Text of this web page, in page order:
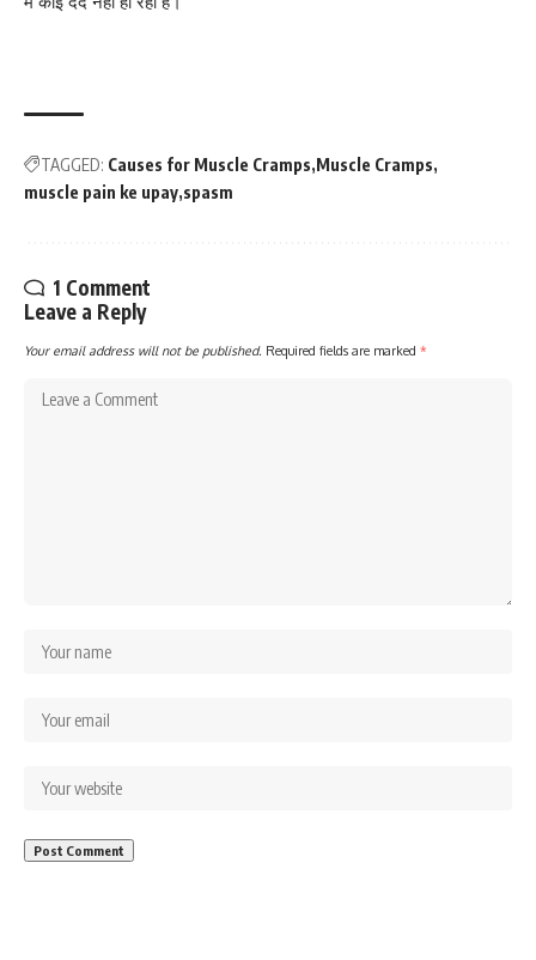
TAGGED: Causes for Muscle Cramps Muscle Cramps
muscle pain ke upay spasm
1 Comment
Leave a Reply
Your email address will not be published. Required fields are marked *